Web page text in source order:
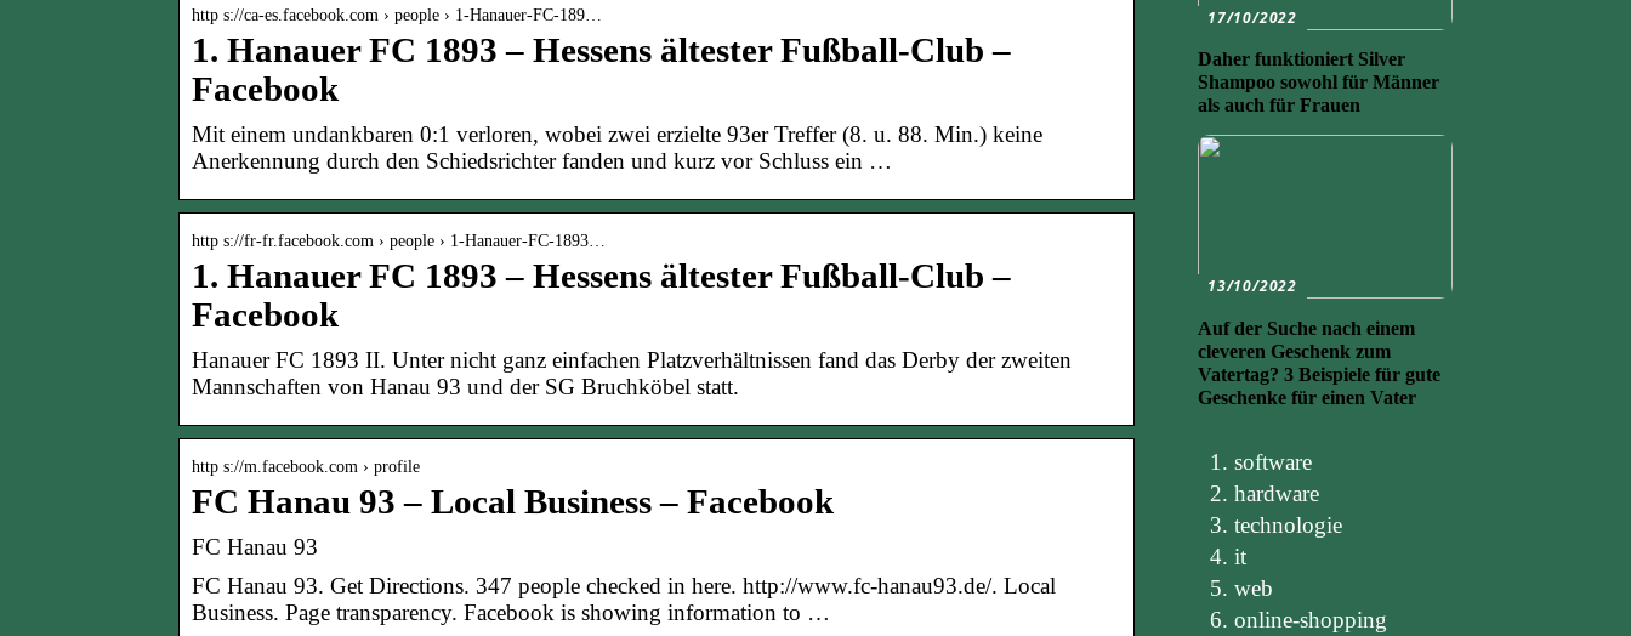
http s://ca-es.facebook.com › people › 1-Hanauer-FC-189…
1. Hanauer FC 1893 – Hessens ältester Fußball-Club –
Facebook
Mit einem undankbaren 0:1 verloren, wobei zwei erzielte 93er Treffer (8. u. 88. Min.) keine
Anerkennung durch den Schiedsrichter fanden und kurz vor Schluss ein …
http s://fr-fr.facebook.com › people › 1-Hanauer-FC-1893…
1. Hanauer FC 1893 – Hessens ältester Fußball-Club –
Facebook
Hanauer FC 1893 II. Unter nicht ganz einfachen Platzverhältnissen fand das Derby der zweiten
Mannschaften von Hanau 93 und der SG Bruchköbel statt.
http s://m.facebook.com › profile
FC Hanau 93 – Local Business – Facebook
FC Hanau 93
FC Hanau 93. Get Directions. 347 people checked in here. http://www.fc-hanau93.de/. Local
Business. Page transparency. Facebook is showing information to …
17/10/2022
Daher funktioniert Silver
Shampoo sowohl für Männer
als auch für Frauen
13/10/2022
Auf der Suche nach einem
cleveren Geschenk zum
Vatertag? 3 Beispiele für gute
Geschenke für einen Vater
software
hardware
technologie
it
web
online-shopping